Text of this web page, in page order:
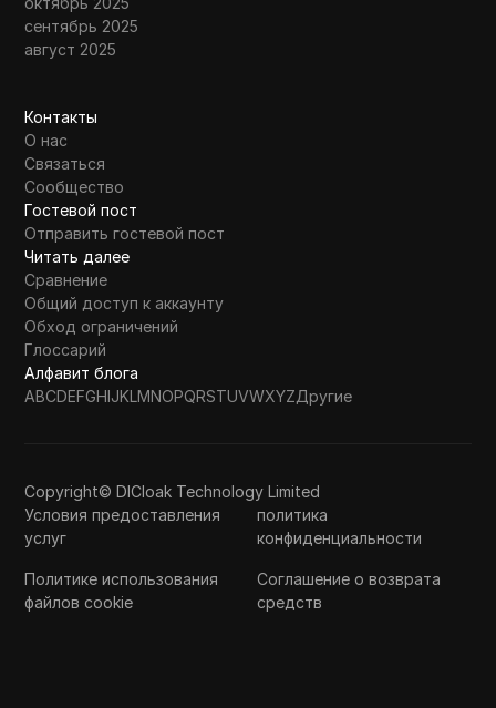
сентябрь 2025
август 2025
Контакты
О нас
Связаться
Сообщество
Гостевой пост
Отправить гостевой пост
Читать далее
Сравнение
Общий доступ к аккаунту
Обход ограничений
Глоссарий
Алфавит блога
ABCDEFGHIJKLMNOPQRSTUVWXYZДругие
Copyright© DICloak Technology Limited
Условия предоставления
услуг
политика
конфиденциальности
Политике использования
файлов cookie
Соглашение о возврата
средств